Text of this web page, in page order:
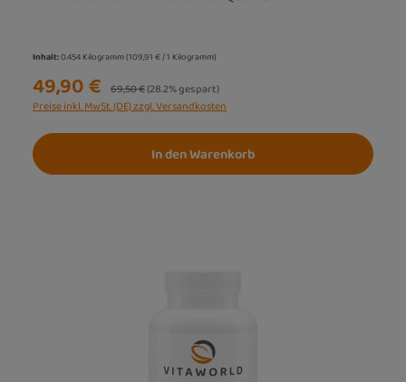
Inhalt:0.454 Kilogramm(109,91 € / 1 Kilogramm)
49,90 € Regulärer Preis:
69,50 €(28.2% gespart)
Preise inkl. MwSt. (DE) zzgl. Versandkosten
In den Warenkorb